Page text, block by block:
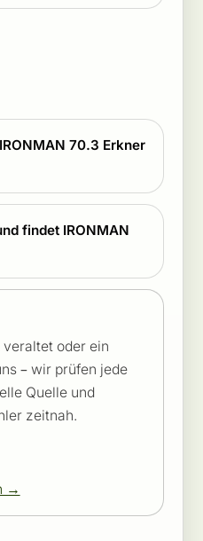
70.3 Erkner
findet IRONMAN
oder ein
– wir prüfen jede
Quelle und
zeitnah.
→